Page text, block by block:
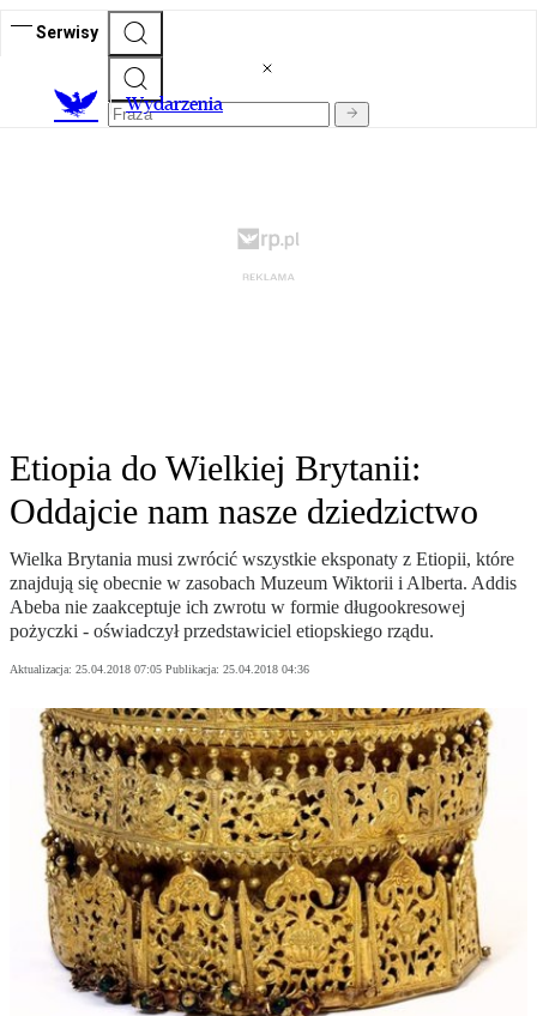
Serwisy
Wydarzenia
Etiopia do Wielkiej Brytanii:
Oddajcie nam nasze dziedzictwo
Wielka Brytania musi zwrócić wszystkie eksponaty z Etiopii, które
znajdują się obecnie w zasobach Muzeum Wiktorii i Alberta. Addis
Abeba nie zaakceptuje ich zwrotu w formie długookresowej
pożyczki - oświadczył przedstawiciel etiopskiego rządu.
Aktualizacja: 25.04.2018 07:05 Publikacja: 25.04.2018 04:36